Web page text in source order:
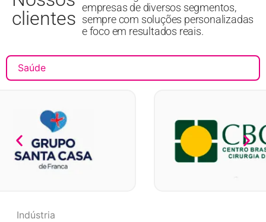
clientes empresas de diversos segmentos,
sempre com soluções personalizadas
e foco em resultados reais.
Saúde
Indústria